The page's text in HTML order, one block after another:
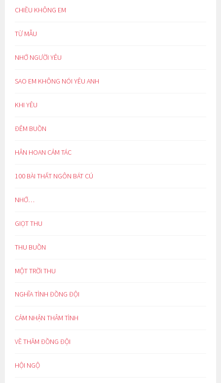
CHIỀU KHÔNG EM
TỪ MẪU
NHỚ NGƯỜI YÊU
SAO EM KHÔNG NÓI YÊU ANH
KHI YÊU
ĐÊM BUỒN
HÂN HOAN CẢM TÁC
100 BÀI THẤT NGÔN BÁT CÚ
NHỚ…
GIỌT THU
THU BUỒN
MỘT TRỜI THU
NGHĨA TÌNH ĐỒNG ĐỘI
CẢM NHẬN THÂM TÌNH
VỀ THĂM ĐỒNG ĐỘI
HỘI NGỘ